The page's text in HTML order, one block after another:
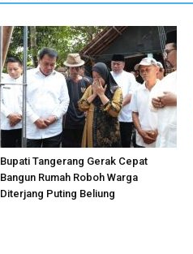
Bupati Tangerang Gerak Cepat
Bangun Rumah Roboh Warga
Diterjang Puting Beliung